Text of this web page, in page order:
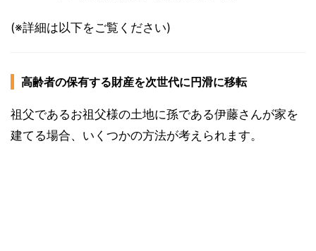
(※詳細は以下をご覧ください)
高齢者の保有する財産を次世代に円滑に移転
祖父であるお祖父様の土地に孫である伊藤さんが家を
建てる場合、いくつかの方法が考えられます。